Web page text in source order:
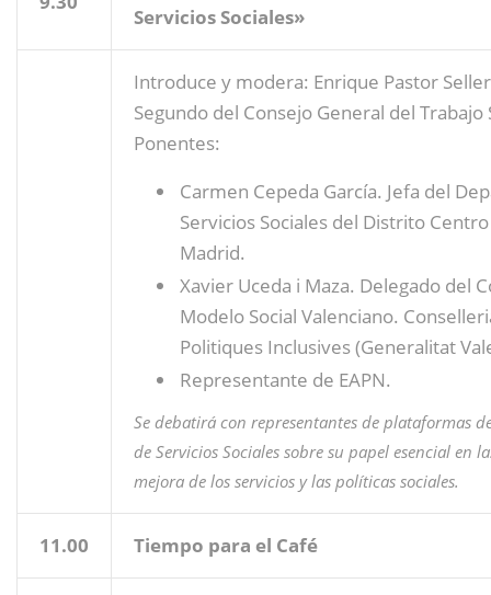
Servicios Sociales»
Introduce y modera: Enrique Pastor
Segundo del Consejo General del Trabajo
Ponentes:
Carmen Cepeda García. Jefa del
Servicios Sociales del Distrito
Madrid.
Xavier Uceda i Maza. Delegado del
Modelo Social Valenciano.
Politiques Inclusives (Generalitat
Representante de EAPN.
Se debatirá con representantes de plataformas
de Servicios Sociales sobre su papel esencial en
mejora de los servicios y las políticas sociales.
11.00 Tiempo para el Café